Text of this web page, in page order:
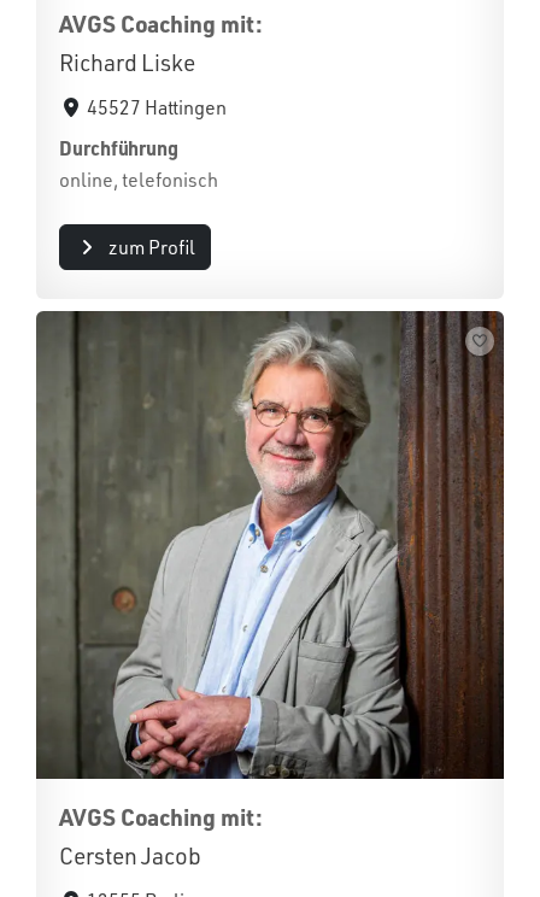
AVGS Coaching mit:
Richard Liske
45527 Hattingen
Durchführung
online, telefonisch
zum Profil
AVGS Coaching mit:
Cersten Jacob